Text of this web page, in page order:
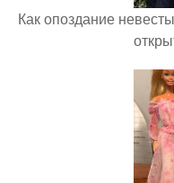
Как опоздание